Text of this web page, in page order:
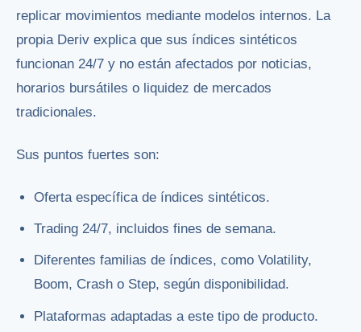
replicar movimientos mediante modelos internos. La
propia Deriv explica que sus índices sintéticos
funcionan 24/7 y no están afectados por noticias,
horarios bursátiles o liquidez de mercados
tradicionales.
Sus puntos fuertes son:
Oferta específica de índices sintéticos.
Trading 24/7, incluidos fines de semana.
Diferentes familias de índices, como Volatility,
Boom, Crash o Step, según disponibilidad.
Plataformas adaptadas a este tipo de producto.